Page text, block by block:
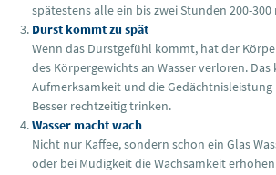
spätestens alle ein bis zwei Stunden 200-
Durst kommt zu spät
Wenn das Durstgefühl kommt, hat der
des Körpergewichts an Wasser verloren. Das
Aufmerksamkeit und die
Besser rechtzeitig trinken.
Wasser macht wach
Nicht nur Kaffee, sondern schon ein Glas
oder bei Müdigkeit die Wachsamkeit